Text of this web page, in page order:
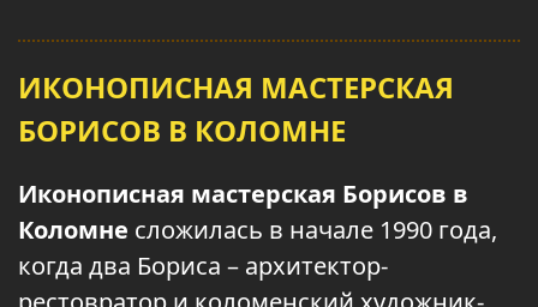
ИКОНОПИСНАЯ МАСТЕРСКАЯ
БОРИСОВ В КОЛОМНЕ
Иконописная мастерская Борисов в
Коломне сложилась в начале 1990 года,
когда два Бориса – архитектор-